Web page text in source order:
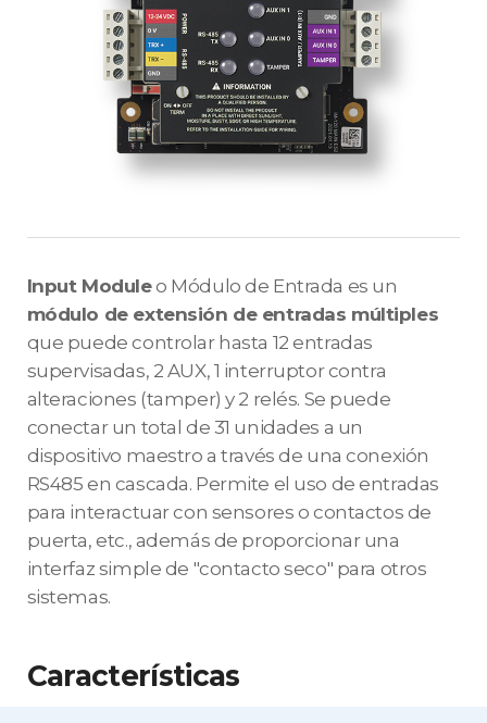
Input Moduleo Módulo de Entrada es un
módulo de extensión de entradas múltiples
que puede controlar hasta 12 entradas
supervisadas, 2 AUX, 1 interruptor contra
alteraciones (tamper) y 2 relés. Se puede
conectar un total de 31 unidades a un
dispositivo maestro a través de una conexión
RS485 en cascada. Permite el uso de entradas
para interactuar con sensores o contactos de
puerta, etc., además de proporcionar una
interfaz simple de "contacto seco" para otros
sistemas.
Características